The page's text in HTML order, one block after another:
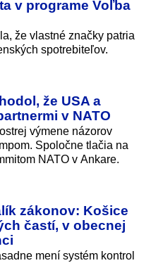
v programe Voľba
že vlastné značky patria
spotrebiteľov.
že USA a
v NATO
výmene názorov
Spoločne tlačia na
NATO v Ankare.
zákonov: Košice
častí, v obecnej
mení systém kontrol